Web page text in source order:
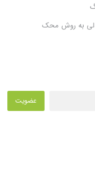
به روش محک
عضویت